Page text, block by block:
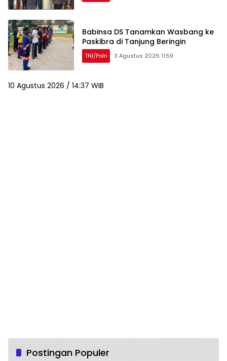
Babinsa DS Tanamkan Wasbang ke
Paskibra di Tanjung Beringin
TNI/Polri 3 Agustus 2026 11:59
10 Agustus 2026 / 14:37 WIB
Postingan Populer